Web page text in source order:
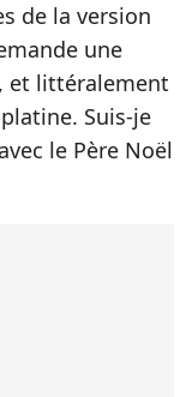
de la version
une
et littéralement
Suis-je
le Père Noël